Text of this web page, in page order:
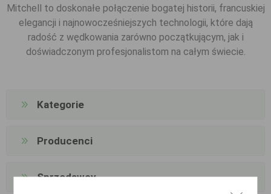
Mitchell to doskonałe połączenie bogatej historii, francuskiej
elegancji i najnowocześniejszych technologii, które dają
radość z wędkowania zarówno początkującym, jak i
doświadczonym profesjonalistom na całym świecie.
Kategorie
Producenci
Sprzedawcy